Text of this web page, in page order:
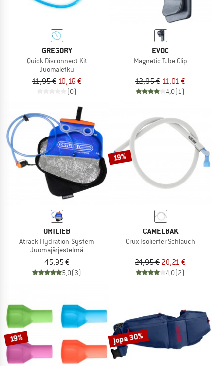
GREGORY
Quick Disconnect Kit
Juomaletku
11,95 € 10,16 €
(0)
EVOC
Magnetic Tube Clip
12,95 € 11,01 €
4,0(1)
ORTLIEB
Atrack Hydration-System
Juomajärjestelmä
45,95 €
5,0(3)
19%
CAMELBAK
Crux Isolierter Schlauch
24,95 € 20,21 €
4,0(2)
19% jopa 30%